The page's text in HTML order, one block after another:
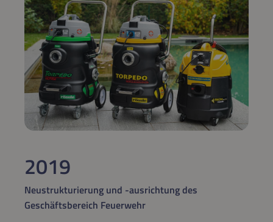
2019
Neustrukturierung und -ausrichtung des
Geschäftsbereich Feuerwehr